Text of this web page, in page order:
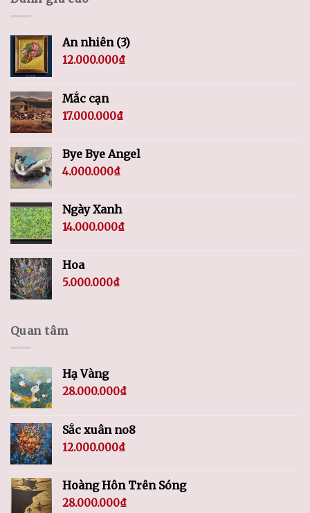
An nhiên (3)
12.000.000₫
Mắc cạn
17.000.000₫
Bye Bye Angel
4.000.000₫
Ngày Xanh
14.000.000₫
Hoa
5.000.000₫
Quan tâm
Hạ Vàng
28.000.000₫
Sắc xuân no8
12.000.000₫
Hoàng Hôn Trên Sóng
28.000.000₫